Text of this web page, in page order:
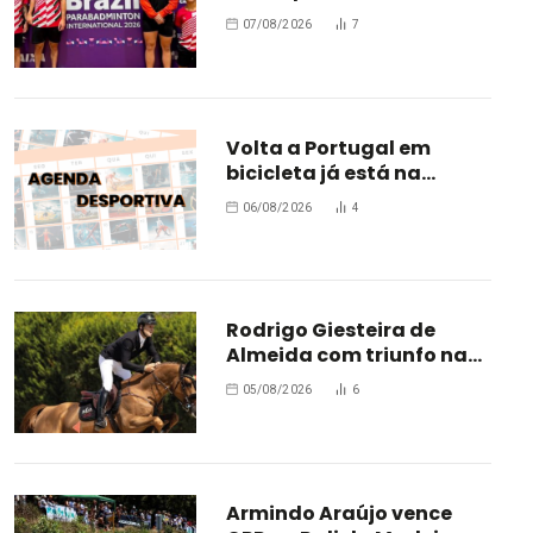
ParaBadminton no Brasil
07/08/2026 7
Volta a Portugal em
bicicleta já está na
estrada
06/08/2026 4
Rodrigo Giesteira de
Almeida com triunfo na
Bélgica
05/08/2026 6
Armindo Araújo vence